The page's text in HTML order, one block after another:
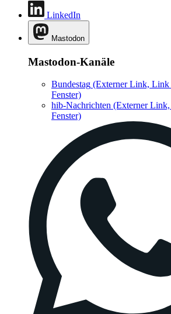
LinkedIn
Mastodon
Mastodon-Kanäle
Bundestag (Externer Link, Link
Fenster)
hib-Nachrichten (Externer
Fenster)